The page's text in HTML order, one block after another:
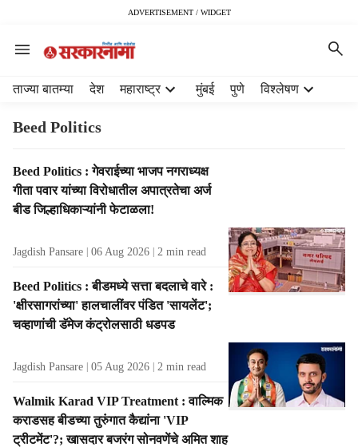
ADVERTISEMENT / WIDGET
ताज्या बातम्या देश महाराष्ट्र मुंबई पुणे विश्लेषण
Beed Politics
T
a
g
s
l
t
s
Beed Politics : गेवराईच्या भाजप नगराध्यक्ष
गीता पवार यांच्या विरोधातील अपात्रतेचा अर्ज
बीड जिल्हाधिकाऱ्यांनी फेटाळला!
Jagdish Pansare 06 Aug 2026 2 min read
Beed Politics : बीडमध्ये सत्ता बदलाचे वारे :
'क्षीरसागरांच्या' हालचालींवर पंडित 'सायलेंट';
चव्हाणांची डॅमेज कंट्रोलसाठी धडपड
Jagdish Pansare 05 Aug 2026 2 min read
Walmik Karad VIP Treatment : वाल्मिक
कराडसह बीडच्या तुरुंगात कैद्यांना 'VIP
ट्रीटमेंट'?; खासदार बजरंग सोनवणेंचे अमित शाह